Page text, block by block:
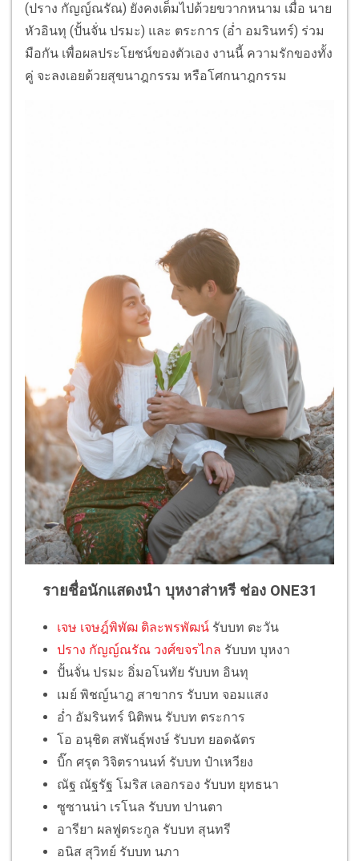
(ปราง กัญญ์ณรัณ) ยังคงเต็มไปด้วยขวากหนาม เมื่อ นาย
หัวอินทุ (ปั้นจั่น ปรมะ) และ ตระการ (อ่ำ อมรินทร์) ร่วม
มือกัน เพื่อผลประโยชน์ของตัวเอง งานนี้ ความรักของทั้ง
คู่ จะลงเอยด้วยสุขนาฎกรรม หรือโศกนาฎกรรม
รายชื่อนักแสดงนำ บุหงาส่าหรี ช่อง ONE31
เจษ เจษฎ์พิพัฒ ติละพรพัฒน์ รับบท ตะวัน
ปราง กัญญ์ณรัณ วงศ์ขจรไกล รับบท บุหงา
ปั้นจั่น ปรมะ อิ่มอโนทัย รับบท อินทุ
เมย์ พิชญ์นาฎ สาขากร รับบท จอมแสง
อ่ำ อัมรินทร์ นิติพน รับบท ตระการ
โอ อนุชิต สพันธุ์พงษ์ รับบท ยอดฉัตร
บิ๊ก ศรุต วิจิตรานนท์ รับบท ป๋าเหวียง
ณัฐ ณัฐรัฐ โมริส เลอกรอง รับบท ยุทธนา
ซูซานน่า เรโนล รับบท ปานตา
อารียา ผลฟูตระกูล รับบท สุนทรี
อนิส สุวิทย์ รับบท นภา